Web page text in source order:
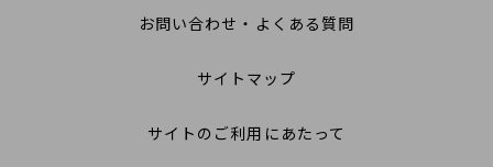
お問い合わせ・よくある質問
サイトマップ
サイトのご利用にあたって